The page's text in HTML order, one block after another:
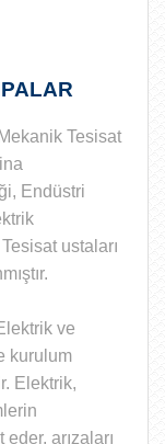
Tesisat
Endüstri
ustaları
ve
kurulum
. Elektrik,
arızaları